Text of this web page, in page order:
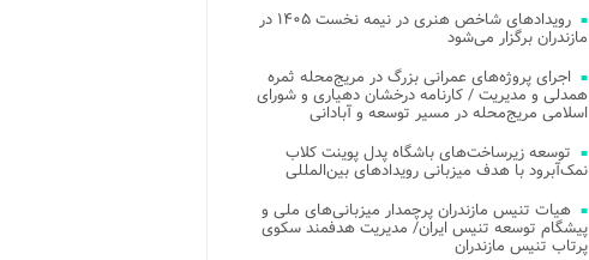
رویدادهای شاخص هنری در نیمه نخست ۱۴۰۵ در
مازندران برگزار می‌شود
اجرای پروژه‌های عمرانی بزرگ در مریج‌محله ثمره
همدلی و مدیریت / کارنامه درخشان دهیاری و شورای
اسلامی مریج‌محله در مسیر توسعه و آبادانی
توسعه زیرساخت‌های باشگاه پدل پوینت کلاب
نمک‌آبرود با هدف میزبانی رویدادهای بین‌المللی
هیات تنیس مازندران پرچمدار میزبانی‌های ملی و
پیشگام توسعه تنیس ایران/ مدیریت هدفمند سکوی
پرتاب تنیس مازندران